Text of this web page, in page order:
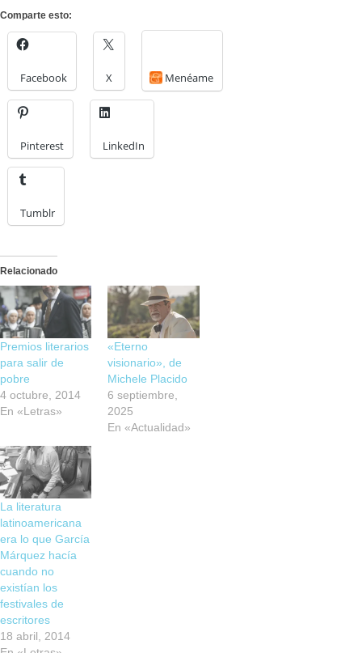
Comparte esto:
Facebook X Menéame
Pinterest LinkedIn
Tumblr
Relacionado
Premios literarios
para salir de
pobre
4 octubre, 2014
En «Letras»
«Eterno
visionario», de
Michele Placido
6 septiembre,
2025
En «Actualidad»
La literatura
latinoamericana
era lo que García
Márquez hacía
cuando no
existían los
festivales de
escritores
18 abril, 2014